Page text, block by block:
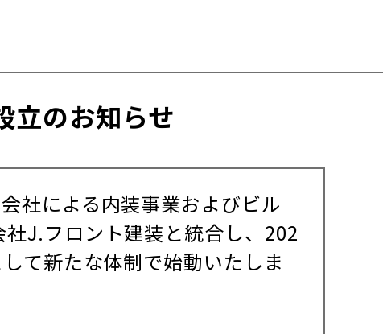
立のお知らせ
社による内装事業およびビル
J.フロント建装と統合し、202
て新たな体制で始動いたしま